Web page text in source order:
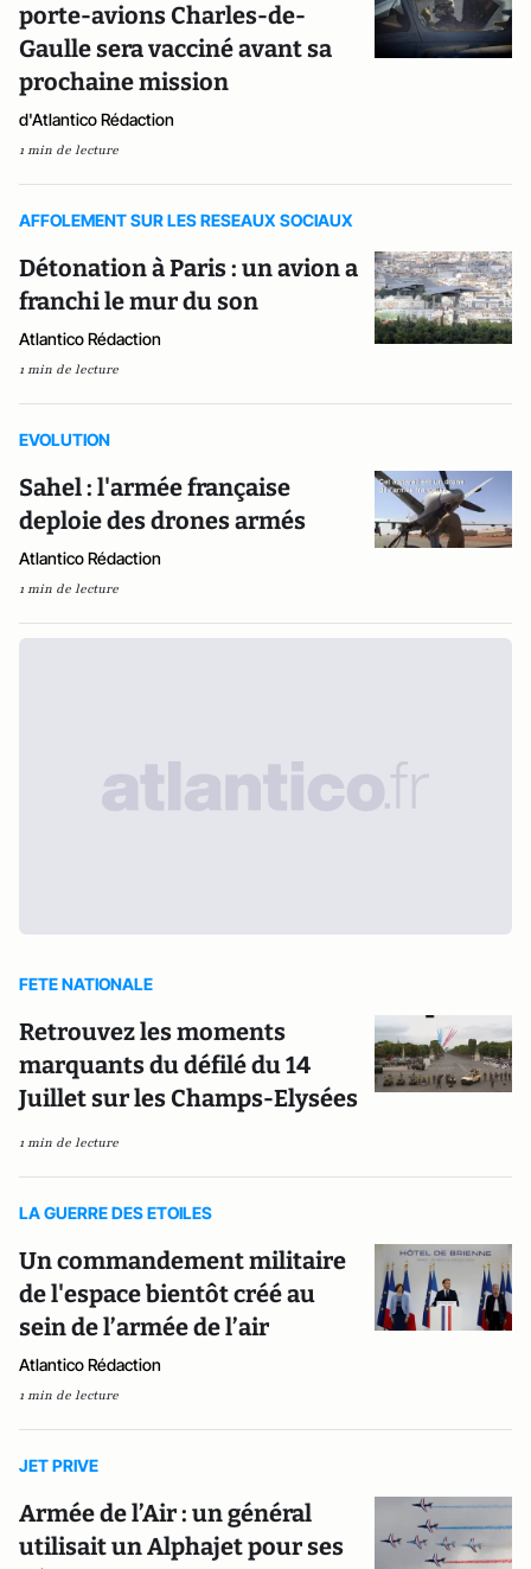
porte-avions Charles-de-
Gaulle sera vacciné avant sa
prochaine mission
d'Atlantico Rédaction
1 min de lecture
AFFOLEMENT SUR LES RESEAUX SOCIAUX
Détonation à Paris : un avion a
franchi le mur du son
Atlantico Rédaction
1 min de lecture
EVOLUTION
Sahel : l'armée française
deploie des drones armés
Atlantico Rédaction
1 min de lecture
FETE NATIONALE
Retrouvez les moments
marquants du défilé du 14
Juillet sur les Champs-Elysées
1 min de lecture
LA GUERRE DES ETOILES
Un commandement militaire
de l'espace bientôt créé au
sein de l’armée de l’air
Atlantico Rédaction
1 min de lecture
JET PRIVE
Armée de l’Air : un général
utilisait un Alphajet pour ses